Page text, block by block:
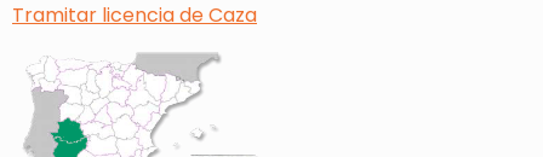
Tramitar licencia de Caza